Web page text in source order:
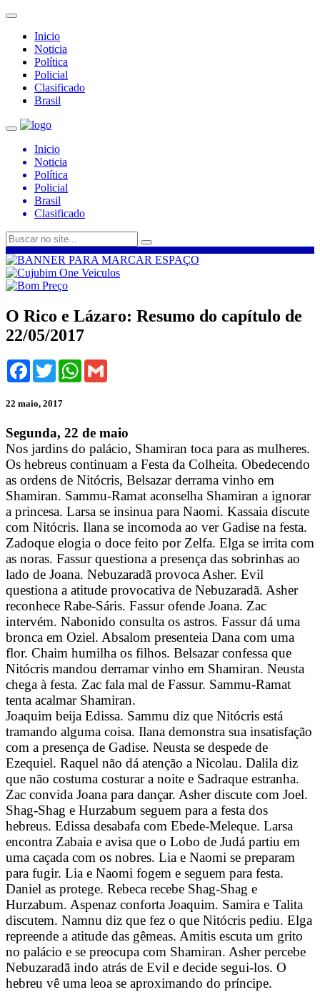
Inicio
Noticia
Política
Policial
Clasificado
Brasil
Inicio
Noticia
Política
Policial
Brasil
Clasificado
O Rico e Lázaro: Resumo do capítulo de
22/05/2017
Facebook
TwitterWhatsApp
22 maio, 2017
Segunda, 22 de maio
Nos jardins do palácio, Shamiran toca para as mulheres.
Os hebreus continuam a Festa da Colheita. Obedecendo
as ordens de Nitócris, Belsazar derrama vinho em
Shamiran. Sammu-Ramat aconselha Shamiran a ignorar
a princesa. Larsa se insinua para Naomi. Kassaia discute
com Nitócris. Ilana se incomoda ao ver Gadise na festa.
Zadoque elogia o doce feito por Zelfa. Elga se irrita com
as noras. Fassur questiona a presença das sobrinhas ao
lado de Joana. Nebuzaradã provoca Asher. Evil
questiona a atitude provocativa de Nebuzaradã. Asher
reconhece Rabe-Sáris. Fassur ofende Joana. Zac
intervém. Nabonido consulta os astros. Fassur dá uma
bronca em Oziel. Absalom presenteia Dana com uma
flor. Chaim humilha os filhos. Belsazar confessa que
Nitócris mandou derramar vinho em Shamiran. Neusta
chega à festa. Zac fala mal de Fassur. Sammu-Ramat
tenta acalmar Shamiran.
Joaquim beija Edissa. Sammu diz que Nitócris está
tramando alguma coisa. Ilana demonstra sua insatisfação
com a presença de Gadise. Neusta se despede de
Ezequiel. Raquel não dá atenção a Nicolau. Dalila diz
que não costuma costurar a noite e Sadraque estranha.
Zac convida Joana para dançar. Asher discute com Joel.
Shag-Shag e Hurzabum seguem para a festa dos
hebreus. Edissa desabafa com Ebede-Meleque. Larsa
encontra Zabaia e avisa que o Lobo de Judá partiu em
uma caçada com os nobres. Lia e Naomi se preparam
para fugir. Lia e Naomi fogem e seguem para festa.
Daniel as protege. Rebeca recebe Shag-Shag e
Hurzabum. Aspenaz conforta Joaquim. Samira e Talita
discutem. Namnu diz que fez o que Nitócris pediu. Elga
repreende a atitude das gêmeas. Amitis escuta um grito
no palácio e se preocupa com Shamiran. Asher percebe
Nebuzaradã indo atrás de Evil e decide segui-los. O
hebreu vê uma leoa se aproximando do príncipe.